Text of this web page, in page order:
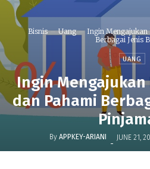
Bisnis Uang
Ingin Mengajukan
Berbagai Jenis
UANG
Ingin Mengajukan
dan Pahami
By APPKEY-ARIANI - JUNE 21,